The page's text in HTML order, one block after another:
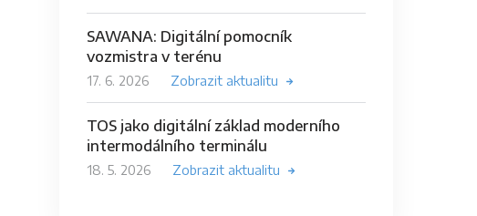
SAWANA: Digitální pomocník
vozmistra v terénu
17. 6. 2026 Zobrazit aktualitu
TOS jako digitální základ moderního
intermodálního terminálu
18. 5. 2026 Zobrazit aktualitu